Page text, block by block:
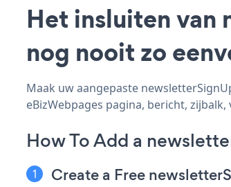
Het insluiten van
nog nooit zo
Maak uw aangepaste
eBizWebpages pagina, bericht,
How To Add a
Create a Free